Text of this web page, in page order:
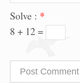
Solve : *
8 + 12 =